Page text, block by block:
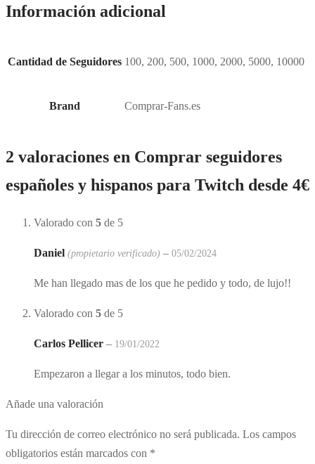
Información adicional
Cantidad de Seguidores 100, 200, 500, 1000, 2000, 5000, 10000
Brand Comprar-Fans.es
2 valoraciones en Comprar seguidores
españoles y hispanos para Twitch desde 4€
Valorado con 5 de 5
Daniel (propietario verificado) – 05/02/2024
Me han llegado mas de los que he pedido y todo, de lujo!!
Valorado con 5 de 5
Carlos Pellicer – 19/01/2022
Empezaron a llegar a los minutos, todo bien.
Añade una valoración
Tu dirección de correo electrónico no será publicada. Los campos
obligatorios están marcados con *